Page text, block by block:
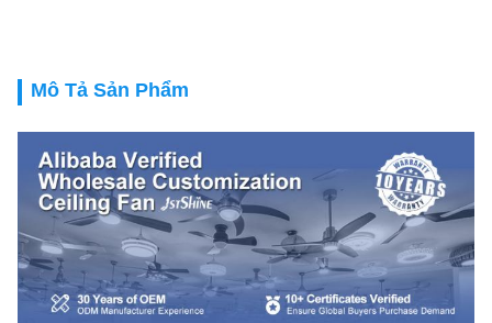
Mô Tả Sản Phẩm